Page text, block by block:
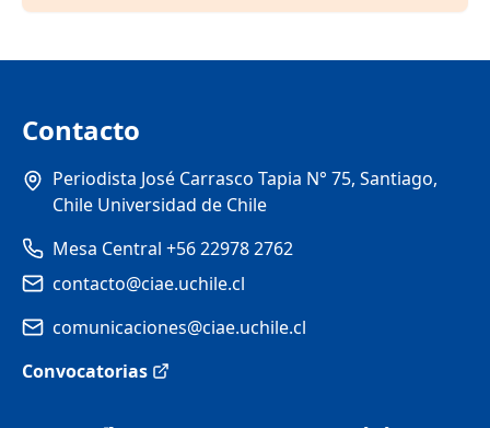
Contacto
Periodista José Carrasco Tapia N° 75, Santiago,
Chile Universidad de Chile
Mesa Central +56 22978 2762
contacto@ciae.uchile.cl
comunicaciones@ciae.uchile.cl
Convocatorias